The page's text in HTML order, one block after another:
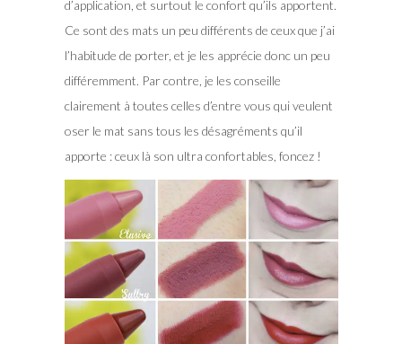
d’application, et surtout le confort qu’ils apportent.
Ce sont des mats un peu différents de ceux que j’ai
l’habitude de porter, et je les apprécie donc un peu
différemment. Par contre, je les conseille
clairement à toutes celles d’entre vous qui veulent
oser le mat sans tous les désagréments qu’il
apporte : ceux là son ultra confortables, foncez !